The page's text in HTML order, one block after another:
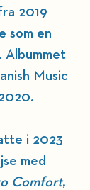
2019
som en
. Albummet
Music
i 2023
med
Comfort,